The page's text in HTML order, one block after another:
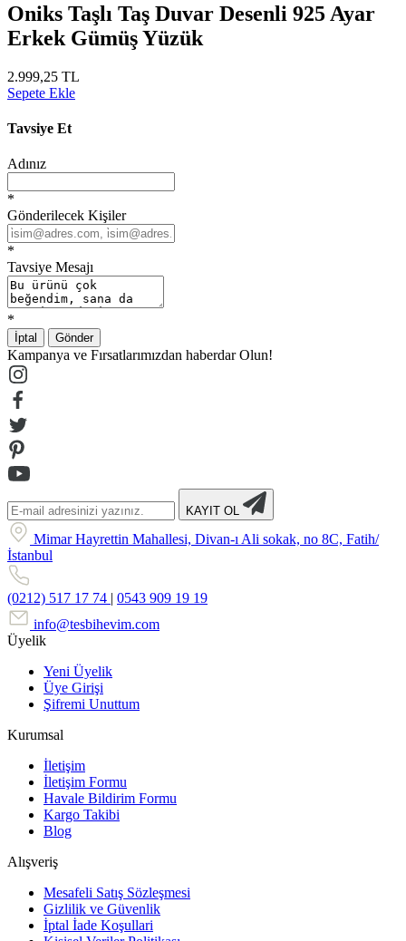
Oniks Taşlı Taş Duvar Desenli 925 Ayar
Erkek Gümüş Yüzük
2.999,25 TL
Sepete Ekle
Tavsiye Et
Adınız
*
Gönderilecek Kişiler
*
Tavsiye Mesajı
*
İptal Gönder
Kampanya ve Fırsatlarımızdan haberdar Olun!
KAYIT OL
Mimar Hayrettin Mahallesi, Divan-ı Ali sokak, no 8C, Fatih/
İstanbul
(0212) 517 17 74 | 0543 909 19 19
info@tesbihevim.com
Üyelik
Yeni Üyelik
Üye Girişi
Şifremi Unuttum
Kurumsal
İletişim
İletişim Formu
Havale Bildirim Formu
Kargo Takibi
Blog
Alışveriş
Mesafeli Satış Sözleşmesi
Gizlilik ve Güvenlik
İptal İade Koşullari